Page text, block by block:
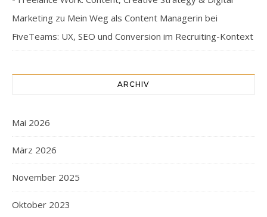
Marketing zu Mein Weg als Content Managerin bei
FiveTeams: UX, SEO und Conversion im Recruiting-Kontext
ARCHIV
Mai 2026
März 2026
November 2025
Oktober 2023